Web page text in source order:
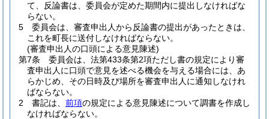
て、反論書は、委員会が定めた期間内に提出しなければな
らない。
5
委員会は、審査申出人から反論書の提出があったときは、
これを町長に送付しなければならない。
(審査申出人の口頭による意見陳述)
第7条
委員会は、法第433条第2項ただし書の規定により審
査申出人に口頭で意見を述べる機会を与える場合には、あ
らかじめ、その日時及び場所を審査申出人に通知しなけれ
ばならない。
2
書記は、 前項の規定による意見陳述について調書を作成し
なければならない。